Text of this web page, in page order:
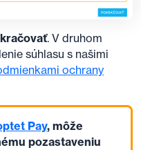
. V druhom
súhlasu s našimi
ochrany
Pay, môže
pozastaveniu